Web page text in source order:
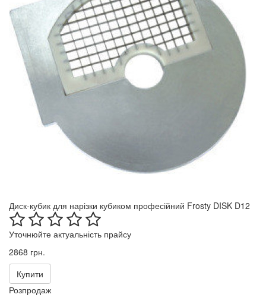
Диск-кубик для нарізки кубиком професійний Frosty DISK D12
Уточнюйте актуальність прайсу
2868 грн.
Купити
Розпродаж